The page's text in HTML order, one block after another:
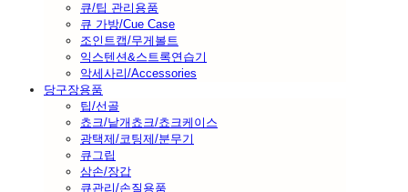
큐/팁 관리용품
큐 가방/Cue Case
조인트캡/무게볼트
익스텐션&스트록연습기
악세사리/Accessories
당구장용품
팁/선골
쵸크/낱개쵸크/쵸크케이스
광택제/코팅제/분무기
큐그립
삼손/장갑
큐관리/손질용품